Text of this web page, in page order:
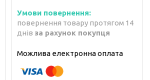
повернення товару протягом 14
днів за рахунок покупця